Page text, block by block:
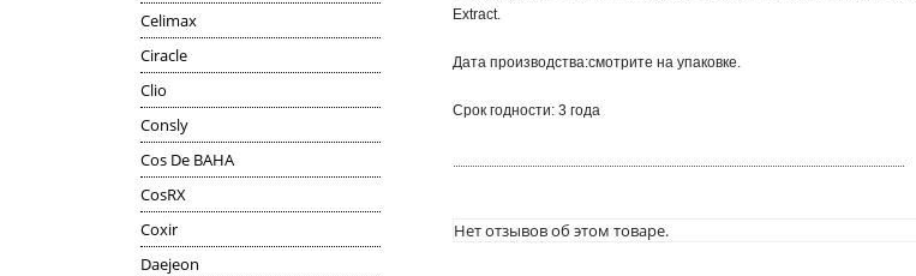
Celimax
Ciracle
Clio
Consly
Cos De BAHA
CosRX
Coxir
Daejeon
Extract.
Дата производства:смотрите на упаковке.
Срок годности: 3 года
Нет отзывов об этом товаре.